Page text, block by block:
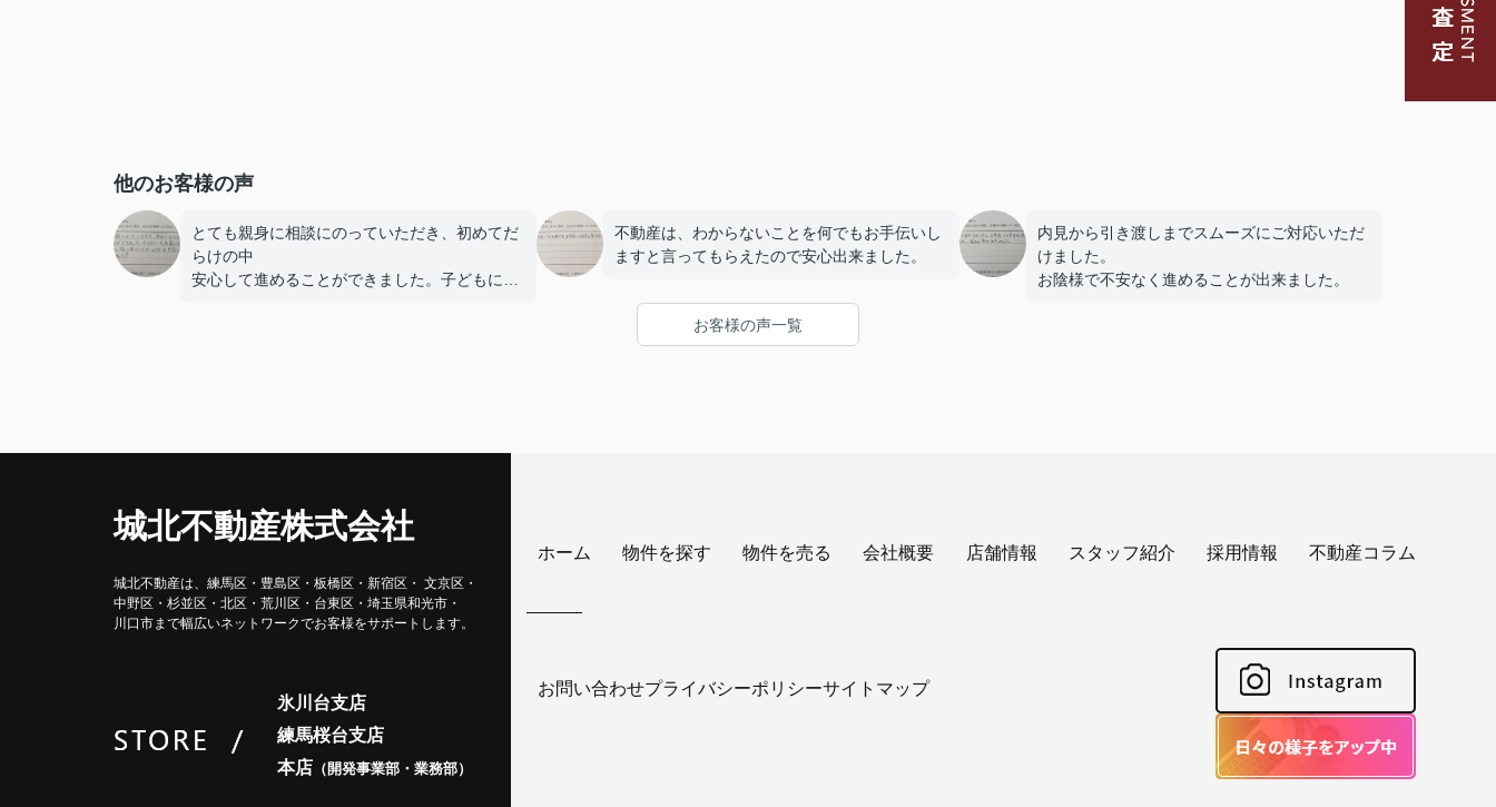
他のお客様の声
とても親身に相談にのっていただき、初めてだ
らけの中
安心して進めることができました。子どもにも
不動産は、わからないことを何でもお手伝いし
ますと言ってもらえたので安心出来ました。
内見から引き渡しまでスムーズにご対応いただ
けました。
お陰様で不安なく進めることが出来ました。
お客様の声一覧
城北不動産株式会社
城北不動産は、練馬区・豊島区・ 板橋区・新宿区・ 文京区・
中野区・杉並区・北区・荒川区・ 台東区・埼玉県和光市・
川口市まで幅広いネットワークでお客様をサポートします。
氷川台支店
練馬桜台支店
本店 （開発事業部・業務部）
ホーム 物件を探す 物件を売る 会社概要 店舗情報 スタッフ紹介 採用情報 不動産コラム
お問い合わせプライバシーポリシーサイトマップ